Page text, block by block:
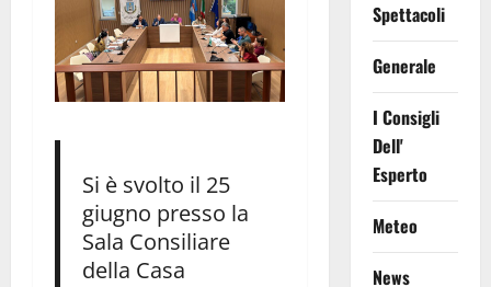
Si è svolto il 25
giugno presso la
Sala Consiliare
della Casa
Spettacoli
Generale
I Consigli
Dell'
Esperto
Meteo
News